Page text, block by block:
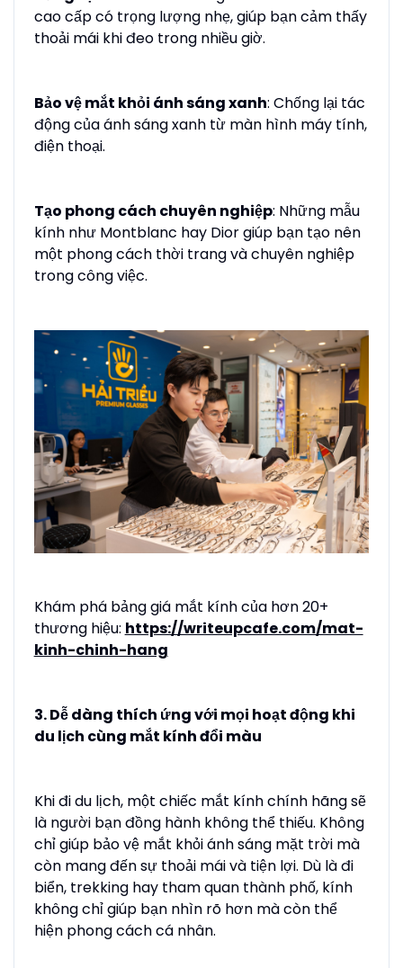
cao cấp có trọng lượng nhẹ, giúp bạn cảm thấy
thoải mái khi đeo trong nhiều giờ.
Bảo vệ mắt khỏi ánh sáng xanh: Chống lại tác
động của ánh sáng xanh từ màn hình máy tính,
điện thoại.
Tạo phong cách chuyên nghiệp: Những mẫu
kính như Montblanc hay Dior giúp bạn tạo nên
một phong cách thời trang và chuyên nghiệp
trong công việc.
Khám phá bảng giá mắt kính của hơn 20+
thương hiệu: https://writeupcafe.com/mat-
kinh-chinh-hang
3. Dễ dàng thích ứng với mọi hoạt động khi
du lịch cùng mắt kính đổi màu
Khi đi du lịch, một chiếc mắt kính chính hãng sẽ
là người bạn đồng hành không thể thiếu. Không
chỉ giúp bảo vệ mắt khỏi ánh sáng mặt trời mà
còn mang đến sự thoải mái và tiện lợi. Dù là đi
biển, trekking hay tham quan thành phố, kính
không chỉ giúp bạn nhìn rõ hơn mà còn thể
hiện phong cách cá nhân.